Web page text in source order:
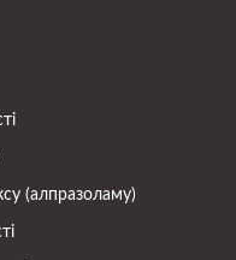
(алпразоламу)